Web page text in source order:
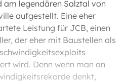
am legendären Salztal von
aufgestellt. Eine eher
Leistung für JCB, einen
der eher mit Baustellen als
wird. Denn wenn man an
denkt,